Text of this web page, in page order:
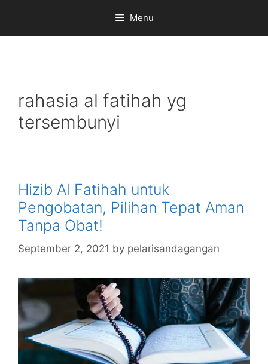
content
Menu
rahasia al fatihah yg
tersembunyi
Hizib Al Fatihah untuk
Pengobatan, Pilihan Tepat Aman
Tanpa Obat!
September 2, 2021 by pelarisandagangan